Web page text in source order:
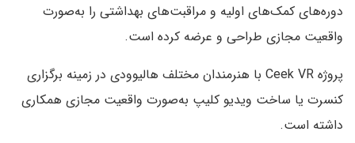
دوره‌های کمک‌های اولیه و مراقبت‌های بهداشتی را به‌صورت
واقعیت مجازی طراحی و عرضه کرده است.
پروژه Ceek VR با هنرمندان مختلف هالیوودی در زمینه برگزاری
کنسرت یا ساخت ویدیو کلیپ به‌صورت واقعیت مجازی همکاری
داشته است.